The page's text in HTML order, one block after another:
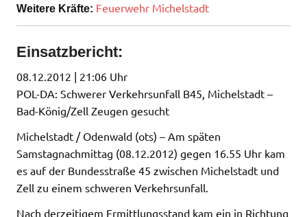
Weitere Kräfte: Feuerwehr Michelstadt
Einsatzbericht:
08.12.2012 | 21:06 Uhr
POL-DA: Schwerer Verkehrsunfall B45, Michelstadt –
Bad-König/Zell Zeugen gesucht
Michelstadt / Odenwald (ots) – Am späten
Samstagnachmittag (08.12.2012) gegen 16.55 Uhr kam
es auf der Bundesstraße 45 zwischen Michelstadt und
Zell zu einem schweren Verkehrsunfall.
Nach derzeitigem Ermittlungsstand kam ein in Richtung